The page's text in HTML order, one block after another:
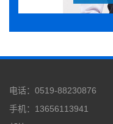
电话：0519-88230876
手机：13656113941